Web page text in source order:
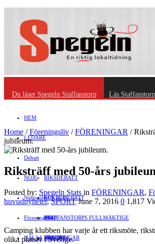
Du läser Spegeln Staffanstorp Läs
HEM
LEDARE
Debatt
RIKSDEBATT
LOKALDEBATT
STAFFANSTORPS FULLMÄKTIGE
VAL 2014
NÖJE
KULTUR
Mat
RESOR
Näringsliv
JOBB
HANDEL
Föreningsliv
FÖRENINGAR
HÄLSA
Home /Föreningsliv /FÖRENINGAR /
jubileum.
Riksträff med 50-års
Posted by: Spegeln Stats in FÖRENINGAR,
huvudnyheter,SPORT June 7, 2016 0 1,817
Camping klubben har varje år ett riksmöte,
olika platser i Sverige.